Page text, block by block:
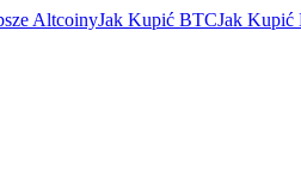
AltcoinyJak Kupić BTCJak Kupić